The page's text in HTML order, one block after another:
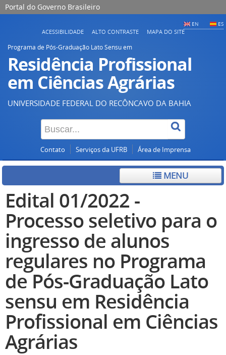
Portal do Governo Brasileiro
EN ES
ACESSIBILIDADE ALTO CONTRASTE MAPA DO SITE
Programa de Pós-Graduação Lato Sensu em
Residência Profissional
em Ciências Agrárias
UNIVERSIDADE FEDERAL DO RECÔNCAVO DA BAHIA
Contato Serviços da UFRB Área de Imprensa
MENU
Edital 01/2022 -
Processo seletivo para o
ingresso de alunos
regulares no Programa
de Pós-Graduação Lato
sensu em Residência
Profissional em Ciências
Agrárias